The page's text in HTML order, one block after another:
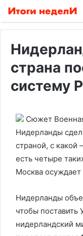
страна
систему
Сюжет
Нидерланды
страной, с какой
есть четыре
Москва
Нидерланды
чтобы поставить
нидерландский